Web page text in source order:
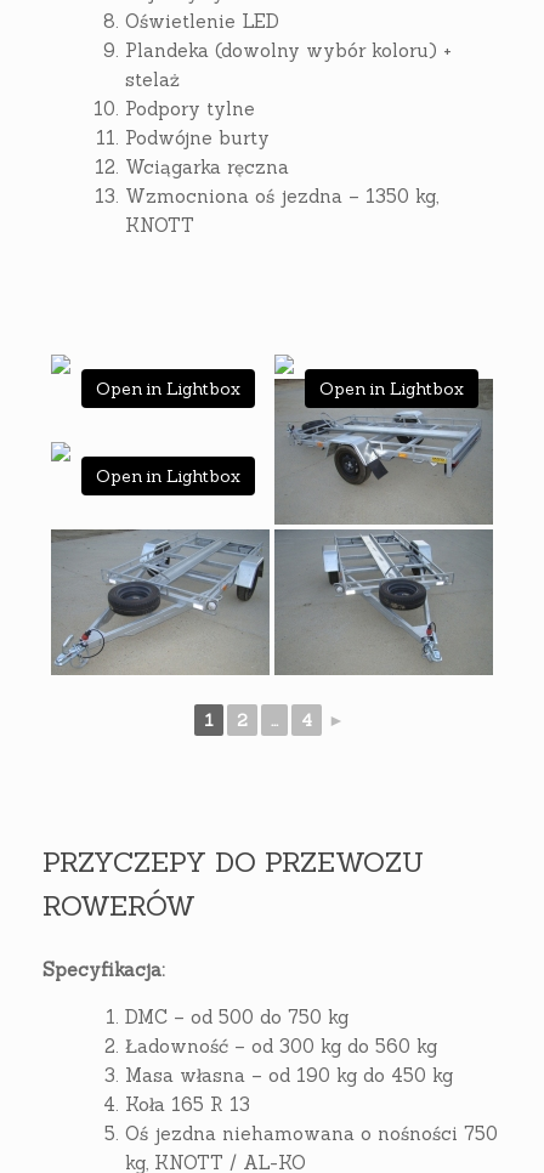
Oświetlenie LED
Plandeka (dowolny wybór koloru) +
stelaż
Podpory tylne
Podwójne burty
Wciągarka ręczna
Wzmocniona oś jezdna – 1350 kg,
KNOTT
Open in Lightbox Open in Lightbox
Open in Lightbox
1 2 ... 4 ►
PRZYCZEPY DO PRZEWOZU
ROWERÓW
Specyfikacja:
DMC – od 500 do 750 kg
Ładowność – od 300 kg do 560 kg
Masa własna – od 190 kg do 450 kg
Koła 165 R 13
Oś jezdna niehamowana o nośności 750
kg, KNOTT / AL-KO